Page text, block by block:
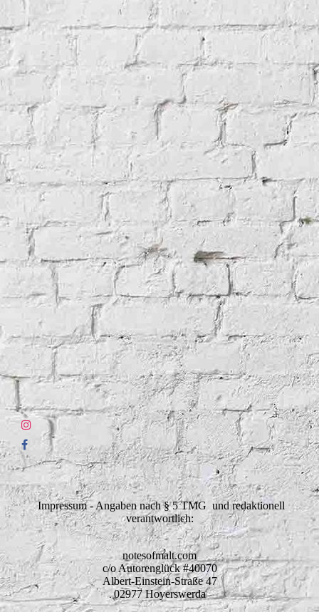
Impressum - Angaben nach § 5 TMG und redaktionell
verantwortlich:
notesofmalt.com
c/o Autorenglück #40070
Albert-Einstein-Straße 47
02977 Hoyerswerda